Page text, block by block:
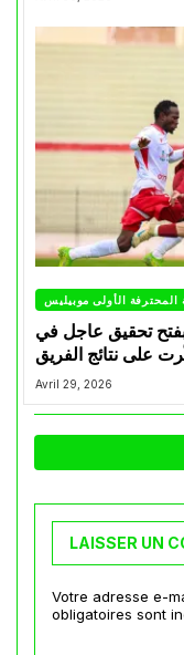
المحترفة الأولى موبيليس
بفتح تحقيق عاجل في
على نتائج الفريق
Avril 29, 2026
LAISSER UN
Votre adresse e-
obligatoires sont